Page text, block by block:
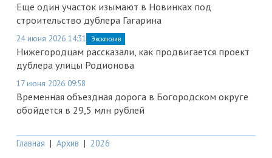
Еще один участок изымают в Новинках под
строительство дублера Гагарина
24 июня 2026 14:31 Эксклюзив
Нижегородцам рассказали, как продвигается проект
дублера улицы Родионова
17 июня 2026 09:58
Временная объездная дорога в Богородском округе
обойдется в 29,5 млн рублей
Главная | Архив | 2026